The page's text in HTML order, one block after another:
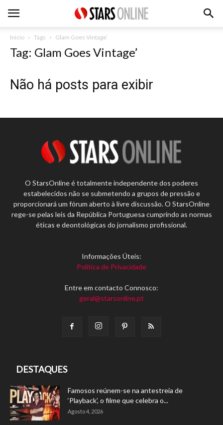
Inicio Tags Glam Goes Vintage’
Tag: Glam Goes Vintage’
Não há posts para exibir
O StarsOnline é totalmente independente dos poderes
estabelecidos não se submetendo a grupos de pressão e
proporcionará um fórum aberto à livre discussão. O StarsOnline
rege-se pelas leis da República Portuguesa cumprindo as normas
éticas e deontológicas do jornalismo profissional.
Informações Úteis:
Política de Privacidade
Entre em contacto Connosco:
geral@starsonline.pt
DESTAQUES
Famosos reúnem-se na antestreia de
‘Playback’, o filme que celebra o...
Agosto 4, 2026